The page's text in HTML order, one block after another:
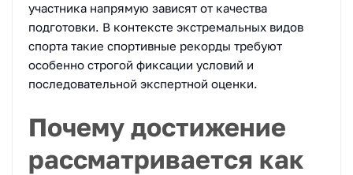
участника напрямую зависят от качества
подготовки. В контексте экстремальных видов
спорта такие спортивные рекорды требуют
особенно строгой фиксации условий и
последовательной экспертной оценки.
Почему достижение
рассматривается как